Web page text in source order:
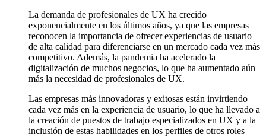
La demanda de profesionales de UX ha crecido
exponencialmente en los últimos años, ya que las empresas
reconocen la importancia de ofrecer experiencias de usuario
de alta calidad para diferenciarse en un mercado cada vez más
competitivo. Además, la pandemia ha acelerado la
digitalización de muchos negocios, lo que ha aumentado aún
más la necesidad de profesionales de UX.
Las empresas más innovadoras y exitosas están invirtiendo
cada vez más en la experiencia de usuario, lo que ha llevado a
la creación de puestos de trabajo especializados en UX y a la
inclusión de estas habilidades en los perfiles de otros roles